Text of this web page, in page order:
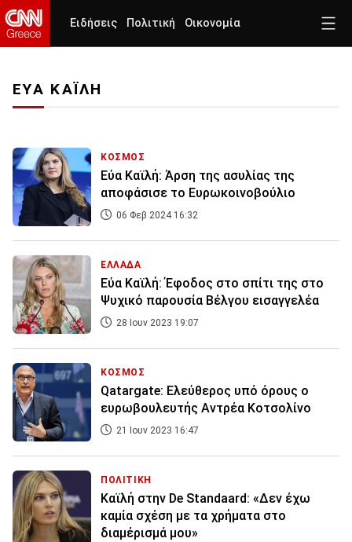
Ειδήσεις Πολιτική Οικονομία
ΕΥΑ ΚΑΪΛΗ
ΚΟΣΜΟΣ
Εύα Καϊλή: Άρση της ασυλίας της
αποφάσισε το Ευρωκοινοβούλιο
06 Φεβ 2024 16:32
ΕΛΛΑΔΑ
Εύα Καϊλή: Έφοδος στο σπίτι της στο
Ψυχικό παρουσία Βέλγου εισαγγελέα
28 Ιουν 2023 19:07
ΚΟΣΜΟΣ
Qatargate: Ελεύθερος υπό όρους ο
ευρωβουλευτής Αντρέα Κοτσολίνο
21 Ιουν 2023 16:47
ΠΟΛΙΤΙΚΗ
Καϊλή στην De Standaard: «Δεν έχω
καμία σχέση με τα χρήματα στο
διαμέρισμά μου»